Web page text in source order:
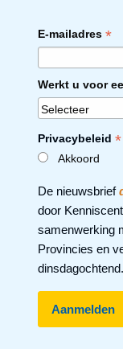
E-mailadres *
Werkt u voor
Privacybeleid *
Akkoord
De nieuwsbrief
door
samenwerking
Provincies en
dinsdagochtend.